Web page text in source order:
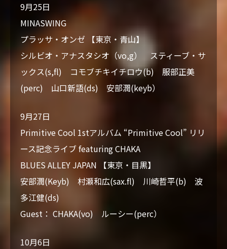
9月25日
MINASWING
プラッサ・オンゼ 【東京・青山】
シルビオ・アナスタシオ（vo,g） スティーブ・サ
ックス(s,fl) コモブチキイチロウ(b) 服部正美
(perc) 山口新語(ds) 安部潤(keyb）
9月27日
Primitive Cool 1stアルバム “Primitive Cool” リリ
ース記念ライブ featuring CHAKA
BLUES ALLEY JAPAN 【東京・目黒】
安部潤(Keyb) 村瀬和広(sax.fl) 川崎哲平(b) 波
多江健(ds)
Guest： CHAKA(vo) ルーシー(perc）
10月6日